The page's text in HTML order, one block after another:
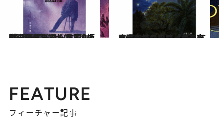
2023.2.22
誉田哲也が語る師・逢坂 剛のすごさ 最も重要な「小説作法」がここにある 『禿鷹狩り 禿鷹IV』(逢坂 剛)
カルチャー 2023.2.24
平岩弓枝が当時「書きたくてたまらなかった」のは現代ミステリー そして書き上げた『セイロン亭の謎』
カルチャー
FEATURE
フィーチャー記事